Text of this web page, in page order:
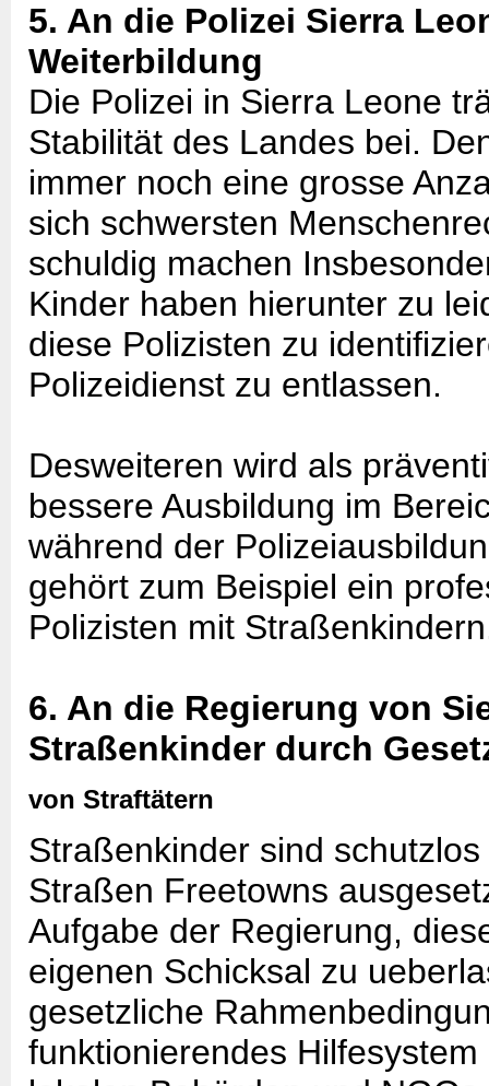
5. An die Polizei Sierra
Weiterbildung
Die Polizei in Sierra Leone
Stabilität des Landes bei.
immer noch eine grosse
sich schwersten
schuldig machen
Kinder haben hierunter zu
diese Polizisten zu
Polizeidienst zu entlassen.
Desweiteren wird als
bessere Ausbildung im
während der
gehört zum Beispiel ein
Polizisten mit
6. An die Regierung von
Straßenkinder durch
von Straftätern
Straßenkinder sind
Straßen Freetowns
Aufgabe der Regierung,
eigenen Schicksal zu
gesetzliche
funktionierendes